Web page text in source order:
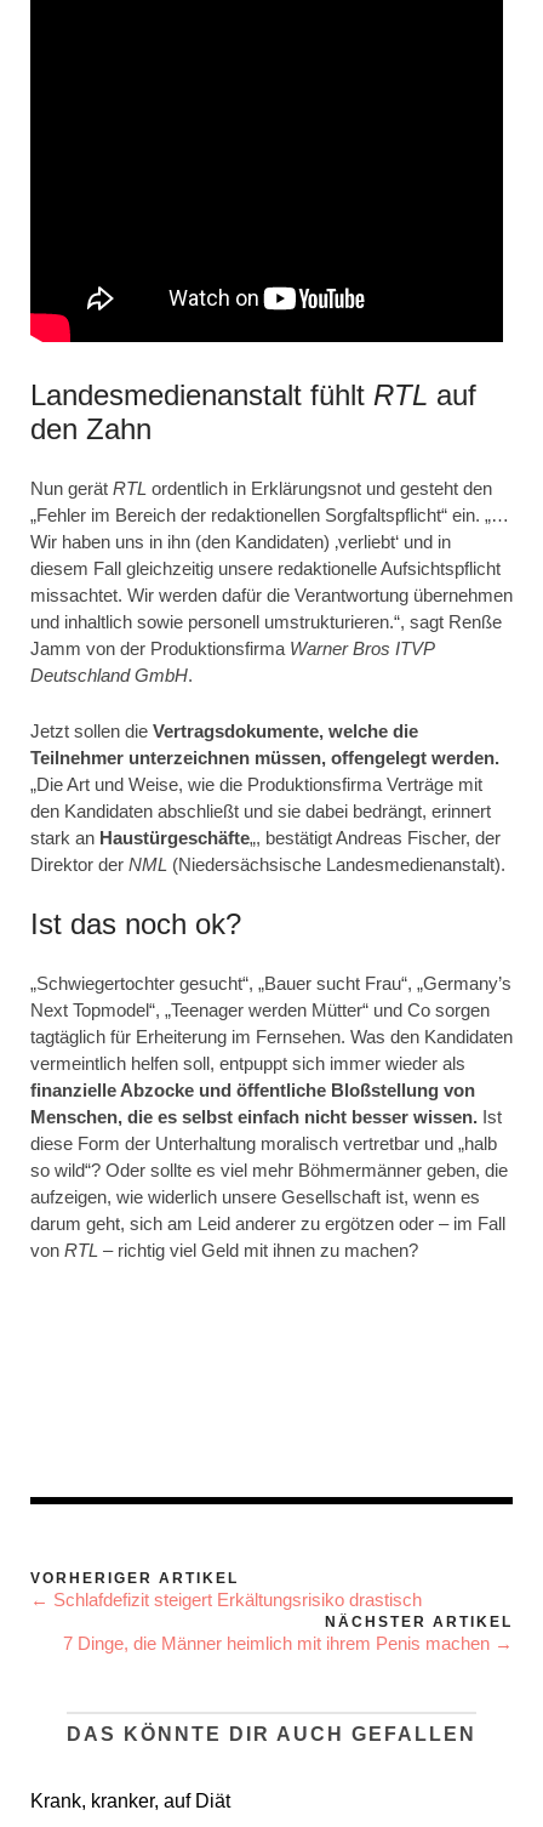
Landesmedienanstalt fühlt RTL auf
den Zahn
Nun gerät RTL ordentlich in Erklärungsnot und gesteht den
„Fehler im Bereich der redaktionellen Sorgfaltspflicht“ ein. „…
Wir haben uns in ihn (den Kandidaten) ‚verliebt‘ und in
diesem Fall gleichzeitig unsere redaktionelle Aufsichtspflicht
missachtet. Wir werden dafür die Verantwortung übernehmen
und inhaltlich sowie personell umstrukturieren.“, sagt Renße
Jamm von der Produktionsfirma Warner Bros ITVP
Deutschland GmbH.
Jetzt sollen die Vertragsdokumente, welche die
Teilnehmer unterzeichnen müssen, offengelegt werden.
„Die Art und Weise, wie die Produktionsfirma Verträge mit
den Kandidaten abschließt und sie dabei bedrängt, erinnert
stark an Haustürgeschäfte„, bestätigt Andreas Fischer, der
Direktor der NML (Niedersächsische Landesmedienanstalt).
Ist das noch ok?
„Schwiegertochter gesucht“, „Bauer sucht Frau“, „Germany’s
Next Topmodel“, „Teenager werden Mütter“ und Co sorgen
tagtäglich für Erheiterung im Fernsehen. Was den Kandidaten
vermeintlich helfen soll, entpuppt sich immer wieder als
finanzielle Abzocke und öffentliche Bloßstellung von
Menschen, die es selbst einfach nicht besser wissen. Ist
diese Form der Unterhaltung moralisch vertretbar und „halb
so wild“? Oder sollte es viel mehr Böhmermänner geben, die
aufzeigen, wie widerlich unsere Gesellschaft ist, wenn es
darum geht, sich am Leid anderer zu ergötzen oder – im Fall
von RTL –richtig viel Geld mit ihnen zu machen?
VORHERIGER ARTIKEL
← Schlafdefizit steigert Erkältungsrisiko drastisch
NÄCHSTER ARTIKEL
7 Dinge, die Männer heimlich mit ihrem Penis machen →
DAS KÖNNTE DIR AUCH GEFALLEN
Krank, kranker, auf Diät